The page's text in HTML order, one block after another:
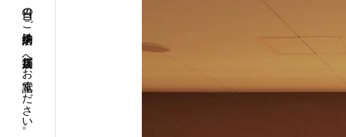
当日のご来店予約は、直接店舗へお電話ください 。